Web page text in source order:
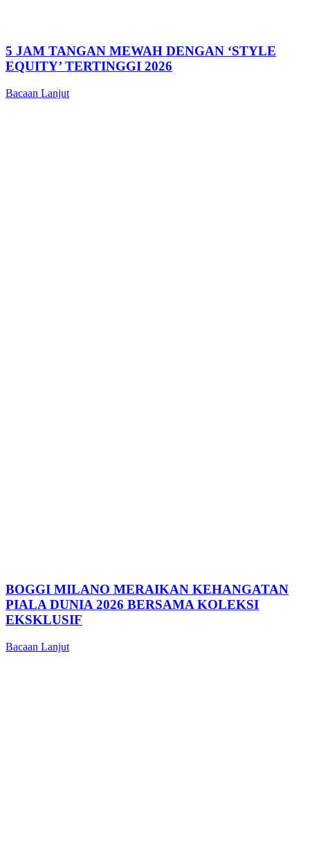
5 JAM TANGAN MEWAH DENGAN ‘STYLE
EQUITY’ TERTINGGI 2026
Bacaan Lanjut
BOGGI MILANO MERAIKAN KEHANGATAN
PIALA DUNIA 2026 BERSAMA KOLEKSI
EKSKLUSIF
Bacaan Lanjut